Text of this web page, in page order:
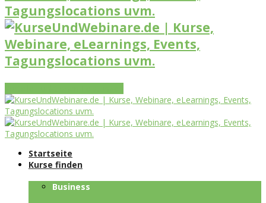
Startseite
Kurse finden
Business